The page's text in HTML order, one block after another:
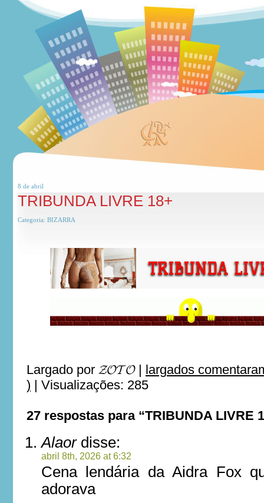
8 de abril
TRIBUNDA LIVRE 18+
Categoria: BIZARRA
Largado por 𝓩𝓞𝓣𝓞| largados
) | Visualizações: 285
27 respostas para “TRIBUNDA LIVRE
Alaordisse:
abril 8th, 2026 at 6:32
Cena lendária da Aidra Fox
adorava